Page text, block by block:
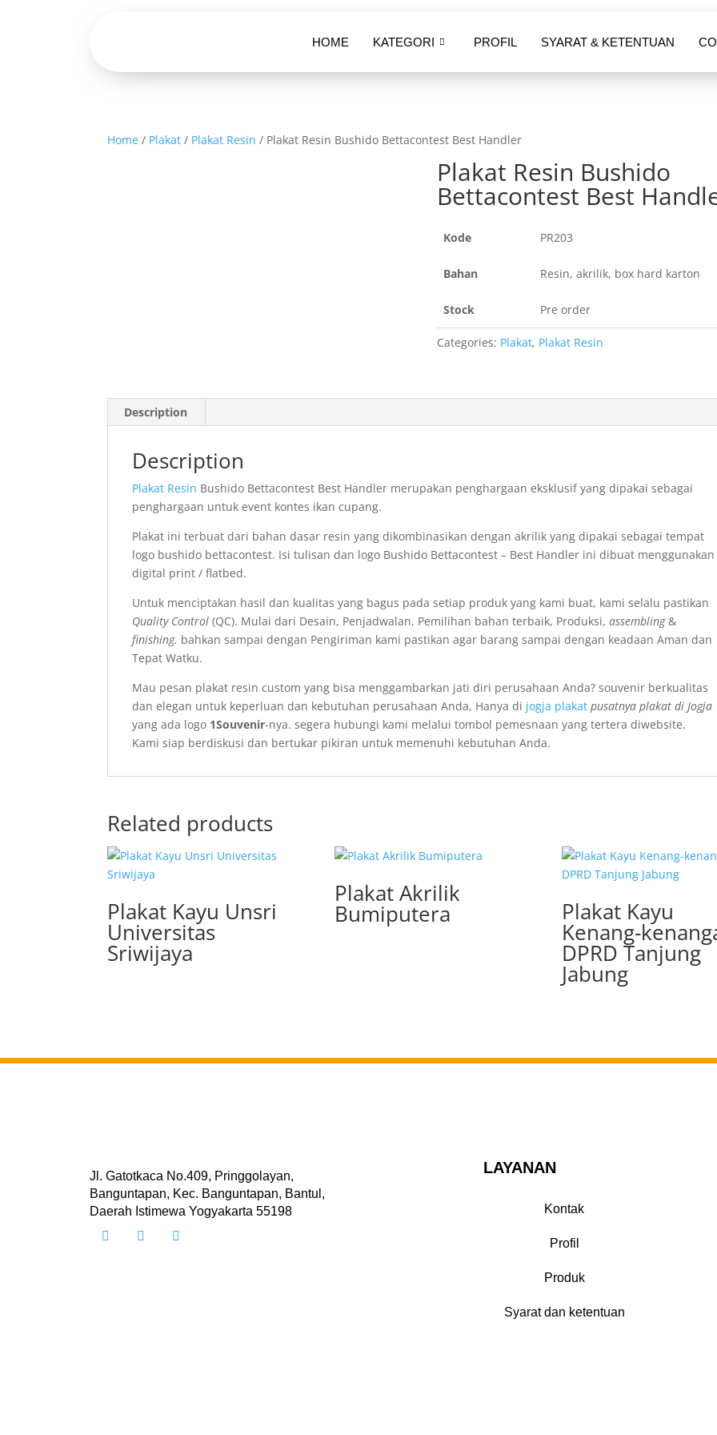
HOME KATEGORI PROFIL SYARAT & KETENTUAN
Home / Plakat / Plakat Resin / Plakat Resin Bushido Bettacontest Best Handler
Plakat Resin Bushido
Bettacontest Best
Kode PR203
Bahan Resin, akrilik, box hard karton
Stock Pre order
Categories: Plakat, Plakat Resin
Description
Description
Plakat Resin Bushido Bettacontest Best Handler merupakan penghargaan eksklusif yang dipakai sebagai
penghargaan untuk event kontes ikan cupang.
Plakat ini terbuat dari bahan dasar resin yang dikombinasikan dengan akrilik yang dipakai sebagai tempat
logo bushido bettacontest. Isi tulisan dan logo Bushido Bettacontest – Best Handler ini dibuat menggunakan
digital print / flatbed.
Untuk menciptakan hasil dan kualitas yang bagus pada setiap produk yang kami buat, kami selalu pastikan
Quality Control (QC). Mulai dari Desain, Penjadwalan, Pemilihan bahan terbaik, Produksi,assembling&
finishing. bahkan sampai dengan Pengiriman kami pastikan agar barang sampai dengan keadaan Aman dan
Tepat Watku.
Mau pesan plakat resin custom yang bisa menggambarkan jati diri perusahaan Anda? souvenir berkualitas
dan elegan untuk keperluan dan kebutuhan perusahaan Anda, Hanya di jogja plakat pusatnya plakat di Jogja
yang ada logo 1Souvenir-nya. segera hubungi kami melalui tombol pemesnaan yang tertera diwebsite.
Kami siap berdiskusi dan bertukar pikiran untuk memenuhi kebutuhan Anda.
Related products
Plakat Kayu Unsri
Universitas
Sriwijaya
Plakat Akrilik
Bumiputera Plakat Kayu
Kenang-
DPRD Tanjung
Jabung
Jl. Gatotkaca No.409, Pringgolayan,
Banguntapan, Kec. Banguntapan, Bantul,
Daerah Istimewa Yogyakarta 55198
LAYANAN
Kontak
Profil
Produk
Syarat dan ketentuan